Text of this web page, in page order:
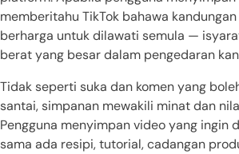
memberitahu TikTok bahawa
berharga untuk dilawati semula —
berat yang besar dalam pengedaran
Tidak seperti suka dan komen yang
santai, simpanan mewakili minat dan
Pengguna menyimpan video yang ingin
sama ada resipi, tutorial, cadangan